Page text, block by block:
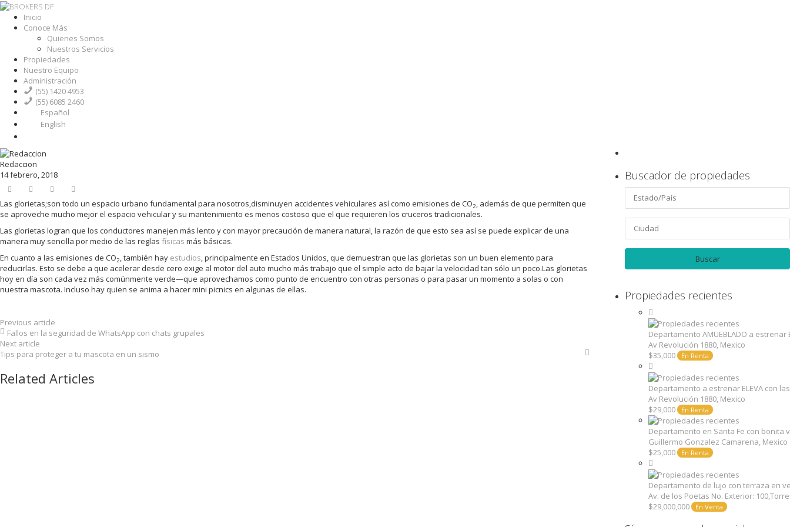
Inicio
Conoce Más
Quienes Somos
Nuestros Servicios
Propiedades
Nuestro Equipo
Administración
(55) 1420 4953
(55) 6085 2460
Español
English
Redaccion
14 febrero, 2018
Las glorietas;son todo un espacio urbano fundamental para nosotros,disminuyen accidentes vehiculares así como emisiones de CO2, además de que permiten que
se aproveche mucho mejor el espacio vehicular y su mantenimiento es menos costoso que el que requieren los cruceros tradicionales.
Las glorietas logran que los conductores manejen más lento y con mayor precaución de manera natural, la razón de que esto sea así se puede explicar de una
manera muy sencilla por medio de las reglas físicas más básicas.
En cuanto a las emisiones de CO2, también hay estudios, principalmente en Estados Unidos, que demuestran que las glorietas son un buen elemento para
reducirlas. Esto se debe a que acelerar desde cero exige al motor del auto mucho más trabajo que el simple acto de bajar la velocidad tan sólo un poco.Las glorietas
hoy en día son cada vez más comúnmente verde—que aprovechamos como punto de encuentro con otras personas o para pasar un momento a solas o con
nuestra mascota. Incluso hay quien se anima a hacer mini picnics en algunas de ellas.
Previous article
Fallos en la seguridad de WhatsApp con chats grupales
Next article
Tips para proteger a tu mascota en un sismo
Related Articles
Buscador de propiedades
Propiedades recientes
Departamento AMUEBLADO a
Av Revolución 1880, Mexico
$35,000
En Renta
Departamento a estrenar ELEVA con
Av Revolución 1880, Mexico
$29,000
En Renta
Departamento en Santa Fe con bonita
Guillermo Gonzalez Camarena, Mexico
$25,000
En Renta
Departamento de lujo con terraza en
Av. de los Poetas No. Exterior:
$29,000,000
En Venta